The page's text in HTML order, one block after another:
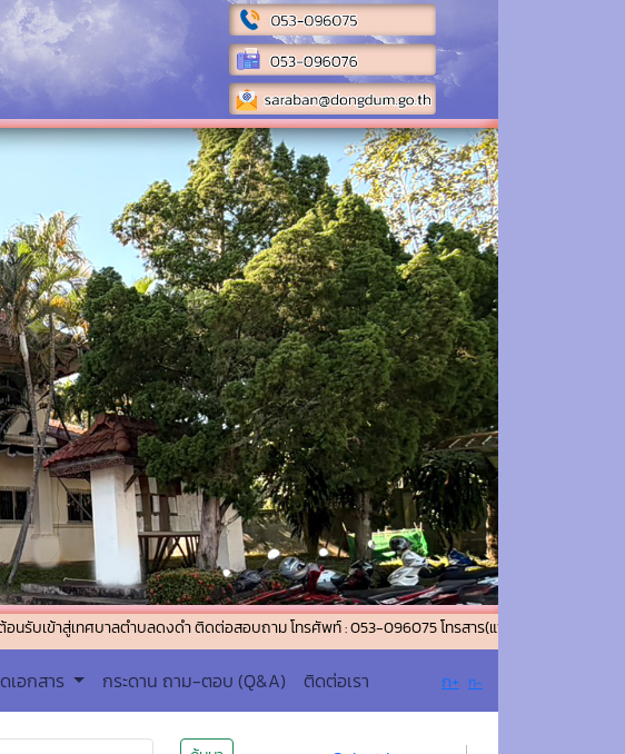
ศบาลตำบลดงดำ ติดต่อสอบถาม โทรศัพท์ : 053-096075 โทรสาร(แฟกซ์) : 053-096076 อีเมล์ :
เอกสาร กระดาน ถาม-ตอบ (Q&A) ติดต่อเรา ก+ ก-